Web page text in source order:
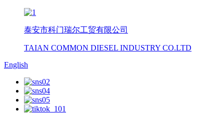
泰安市科门瑞尔工贸有限公司
TAIAN COMMON DIESEL INDUSTRY CO.LTD
English